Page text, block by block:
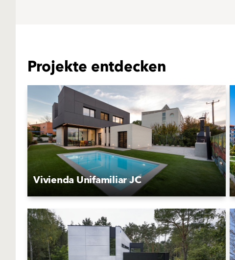
Projekte entdecken
Vivienda Unifamiliar JC